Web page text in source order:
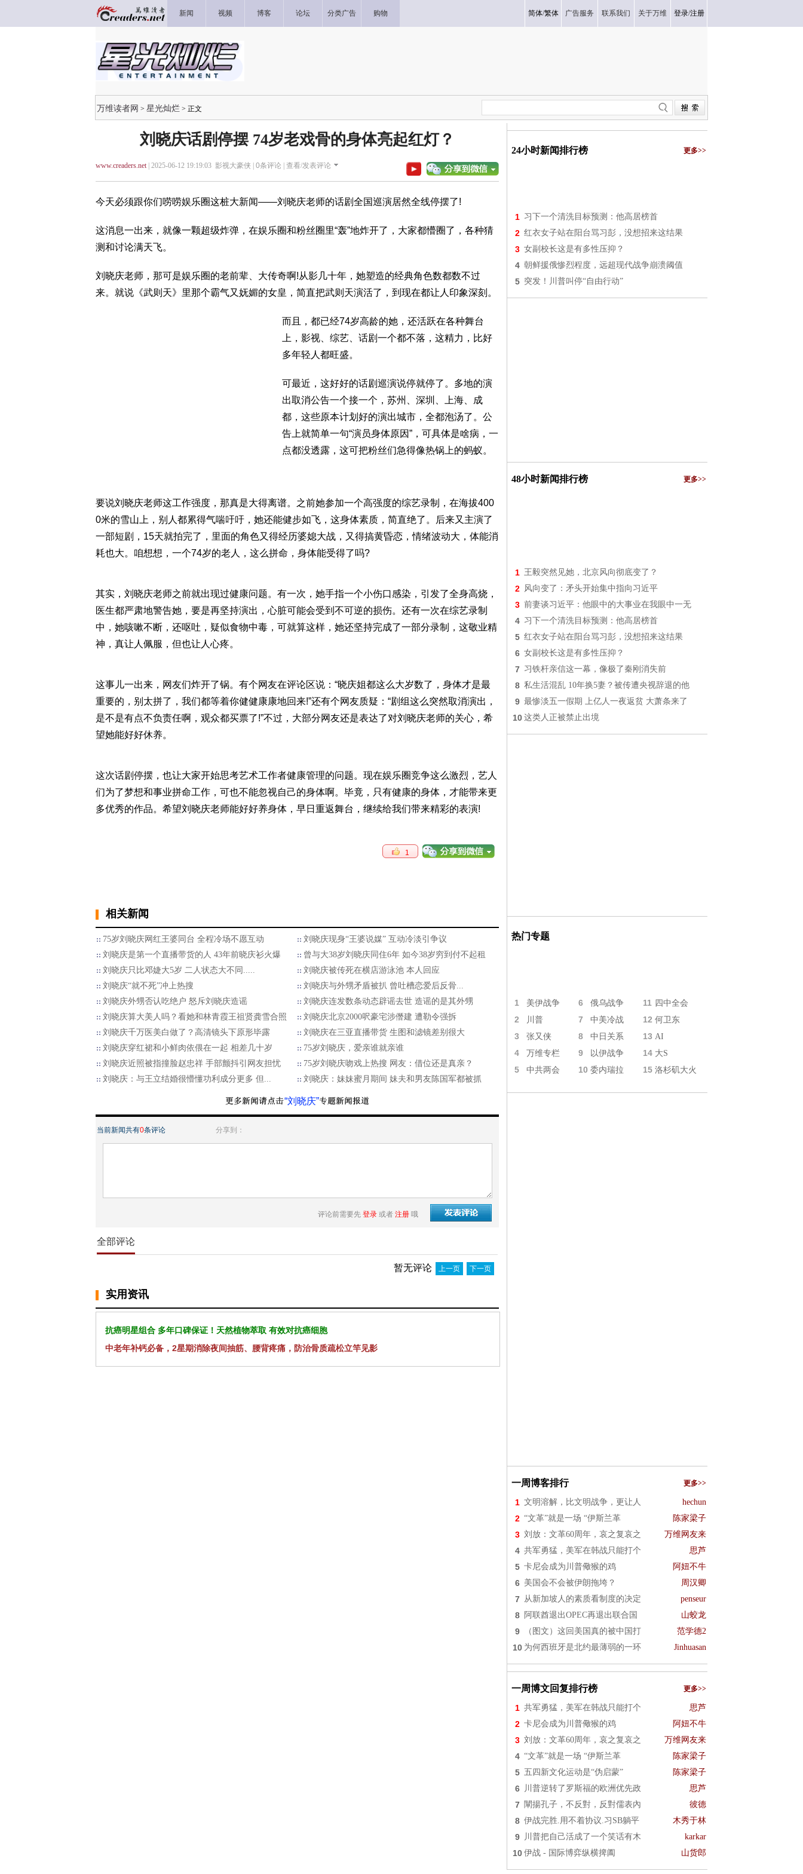
新闻 视频 博客 论坛 分类广告 购物 简体/繁体 广告服务 联系我们 关于万维 登录/注册
万维读者网 > 星光灿烂 > 正文
刘晓庆话剧停摆 74岁老戏骨的身体亮起红灯？
www.creaders.net| 2025-06-12 19:19:03 影视大豪侠 | 0条评论 | 查看/发表评论
今天必须跟你们唠唠娱乐圈这桩大新闻——刘晓庆老师的话剧全国巡演居然全线停摆了!
这消息一出来，就像一颗超级炸弹，在娱乐圈和粉丝圈里“轰”地炸开了，大家都懵圈了，各种猜
测和讨论满天飞。
刘晓庆老师，那可是娱乐圈的老前辈、大传奇啊!从影几十年，她塑造的经典角色数都数不过
来。就说《武则天》里那个霸气又妩媚的女皇，简直把武则天演活了，到现在都让人印象深刻。
而且，都已经74岁高龄的她，还活跃在各种舞台
上，影视、综艺、话剧一个都不落，这精力，比好
多年轻人都旺盛。
可最近，这好好的话剧巡演说停就停了。多地的演
出取消公告一个接一个，苏州、深圳、上海、成
都，这些原本计划好的演出城市，全都泡汤了。公
告上就简单一句“演员身体原因”，可具体是啥病，一
点都没透露，这可把粉丝们急得像热锅上的蚂蚁。
要说刘晓庆老师这工作强度，那真是大得离谱。之前她参加一个高强度的综艺录制，在海拔400
0米的雪山上，别人都累得气喘吁吁，她还能健步如飞，这身体素质，简直绝了。后来又主演了
一部短剧，15天就拍完了，里面的角色又得经历婆媳大战，又得搞黄昏恋，情绪波动大，体能消
耗也大。咱想想，一个74岁的老人，这么拼命，身体能受得了吗?
其实，刘晓庆老师之前就出现过健康问题。有一次，她手指一个小伤口感染，引发了全身高烧，
医生都严肃地警告她，要是再坚持演出，心脏可能会受到不可逆的损伤。还有一次在综艺录制
中，她咳嗽不断，还呕吐，疑似食物中毒，可就算这样，她还坚持完成了一部分录制，这敬业精
神，真让人佩服，但也让人心疼。
这事儿一出来，网友们炸开了锅。有个网友在评论区说：“晓庆姐都这么大岁数了，身体才是最
重要的，别太拼了，我们都等着你健健康康地回来!”还有个网友质疑：“剧组这么突然取消演出，
是不是有点不负责任啊，观众都买票了!”不过，大部分网友还是表达了对刘晓庆老师的关心，希
望她能好好休养。
这次话剧停摆，也让大家开始思考艺术工作者健康管理的问题。现在娱乐圈竞争这么激烈，艺人
们为了梦想和事业拼命工作，可也不能忽视自己的身体啊。毕竟，只有健康的身体，才能带来更
多优秀的作品。希望刘晓庆老师能好好养身体，早日重返舞台，继续给我们带来精彩的表演!
1
相关新闻
75岁刘晓庆网红王婆同台 全程冷场不愿互动
刘晓庆现身“王婆说媒” 互动冷淡引争议
刘晓庆是第一个直播带货的人 43年前晓庆衫火爆
曾与大38岁刘晓庆同住6年 如今38岁穷到付不起租
刘晓庆只比邓婕大5岁 二人状态大不同.....
刘晓庆被传死在横店游泳池 本人回应
刘晓庆“就不死”冲上热搜
刘晓庆与外甥矛盾被扒 曾吐槽恋爱后反骨...
刘晓庆外甥否认吃绝户 怒斥刘晓庆造谣
刘晓庆连发数条动态辟谣去世 造谣的是其外甥
刘晓庆算大美人吗？看她和林青霞王祖贤龚雪合照
刘晓庆北京2000呎豪宅涉僭建 遭勒令强拆
刘晓庆千万医美白做了？高清镜头下原形毕露
刘晓庆在三亚直播带货 生图和滤镜差别很大
刘晓庆穿红裙和小鲜肉依偎在一起 相差几十岁
75岁刘晓庆，爱亲谁就亲谁
刘晓庆近照被指撞脸赵忠祥 手部颤抖引网友担忧
75岁刘晓庆吻戏上热搜 网友：借位还是真亲？
刘晓庆：与王立结婚很懵懂功利成分更多 但...
刘晓庆：妹妹蜜月期间 妹夫和男友陈国军都被抓
“刘晓庆”
当前新闻共有0条评论 分享到：
评论前需要先 登录 或者 注册 哦
全部评论
暂无评论 上一页 下一页
实用资讯
抗癌明星组合 多年口碑保证！天然植物萃取 有效对抗癌细胞
中老年补钙必备，2星期消除夜间抽筋、腰背疼痛，防治骨质疏松立竿见影
24小时新闻排行榜 更多>>
1 习下一个清洗目标预测：他高居榜首
2 红衣女子站在阳台骂习彭，没想招来这结果
3 女副校长这是有多性压抑？
4 朝鲜援俄惨烈程度，远超现代战争崩溃阈值
5 突发！川普叫停“自由行动”
48小时新闻排行榜 更多>>
1 王毅突然见她，北京风向彻底变了？
2 风向变了：矛头开始集中指向习近平
3 前妻谈习近平：他眼中的大事业在我眼中一无
4 习下一个清洗目标预测：他高居榜首
5 红衣女子站在阳台骂习彭，没想招来这结果
6 女副校长这是有多性压抑？
7 习铁杆亲信这一幕，像极了秦刚消失前
8 私生活混乱 10年换5妻？被传遭央视辞退的他
9 最惨淡五一假期 上亿人一夜返贫 大萧条来了
10 这类人正被禁止出境
热门专题
1 美伊战争 6 俄乌战争 11 四中全会
2 川普 7 中美冷战 12 何卫东
3 张又侠 8 中日关系 13 AI
4 万维专栏 9 以伊战争 14 大S
5 中共两会 10 委内瑞拉 15 洛杉矶大火
一周博客排行 更多>>
1 文明溶解，比文明战争，更让人 hechun
2 “文革”就是一场 “伊斯兰革 陈家梁子
3 刘放：文革60周年，哀之复哀之 万维网友来
4 共军勇猛，美军在韩战只能打个 思芦
5 卡尼会成为川普儆猴的鸡 阿妞不牛
6 美国会不会被伊朗拖垮？ 周汉卿
7 从新加坡人的素质看制度的决定 penseur
8 阿联酋退出OPEC再退出联合国 山蛟龙
9 （图文）这回美国真的被中国打 范学德2
10 为何西班牙是北约最薄弱的一环 Jinhuasan
一周博文回复排行榜 更多>>
1 共军勇猛，美军在韩战只能打个 思芦
2 卡尼会成为川普儆猴的鸡 阿妞不牛
3 刘放：文革60周年，哀之复哀之 万维网友来
4 “文革”就是一场 “伊斯兰革 陈家梁子
5 五四新文化运动是“伪启蒙” 陈家梁子
6 川普逆转了罗斯福的欧洲优先政 思芦
7 闡揚孔子，不反對，反對儒表內 彼德
8 伊战完胜.用不着协议.习SB躺平 木秀于林
9 川普把自己活成了一个笑话有木 karkar
10 伊战 - 国际博弈纵横捭阖 山货郎